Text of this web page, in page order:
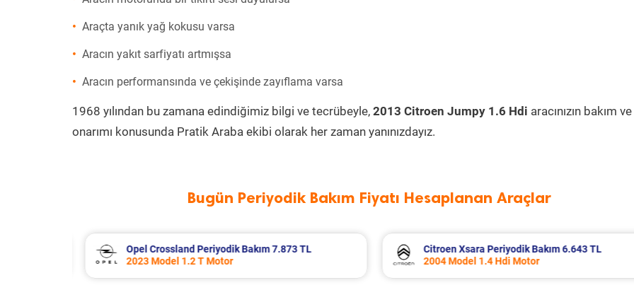
Araçta yanık yağ kokusu varsa
Aracın yakıt sarfiyatı artmışsa
Aracın performansında ve çekişinde zayıflama varsa
1968 yılından bu zamana edindiğimiz bilgi ve tecrübeyle, 2013 Citroen Jumpy 1.6 Hdi aracınızın bakım ve
onarımı konusunda Pratik Araba ekibi olarak her zaman yanınızdayız.
Bugün Periyodik Bakım Fiyatı Hesaplanan Araçlar
Citroen Xsara Periyodik Bakım 6.643 TL
2004 Model 1.4 Hdi Motor
Dacia Duster Periyodik Bakım 7.799 TL
2012 Model 1.5 Dci Motor